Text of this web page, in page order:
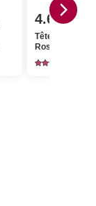
4.60
Tête de moine
Rosette